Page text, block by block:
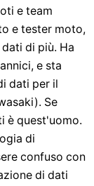
e team
e tester moto,
di più. Ha
e sta
dati per il
Se
è quest'uomo.
di
confuso con
di dati